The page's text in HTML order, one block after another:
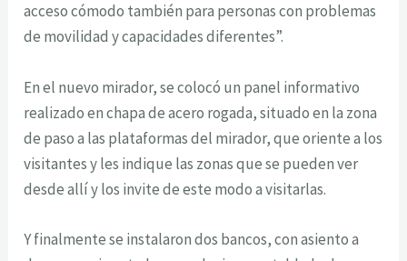
acceso cómodo también para personas con problemas
de movilidad y capacidades diferentes”.
En el nuevo mirador, se colocó un panel informativo
realizado en chapa de acero rogada, situado en la zona
de paso a las plataformas del mirador, que oriente a los
visitantes y les indique las zonas que se pueden ver
desde allí y los invite de este modo a visitarlas.
Y finalmente se instalaron dos bancos, con asiento a